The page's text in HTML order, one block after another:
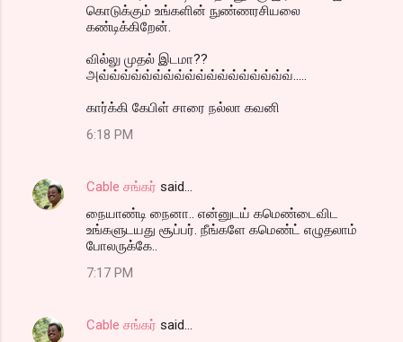
கொடுக்கும் உங்களின் நுண்ணரசியலை
கண்டிக்கிறேன்.
வில்லு முதல் இடமா??
அவ்வ்வ்வ்வ்வ்வ்வ்வ்வ்வ்வ்வ்வ்வ்வ்வ்வ்.....
கார்க்கி கேபிள் சாரை நல்லா கவனி
6:18 PM
Cable சங்கர் said…
நையாண்டி நைனா.. என்னுடய் கமெண்டைவிட
உங்களுடயது சூப்பர். நீங்களே கமெண்ட் எழுதலாம்
போலருக்கே..
7:17 PM
Cable சங்கர் said…